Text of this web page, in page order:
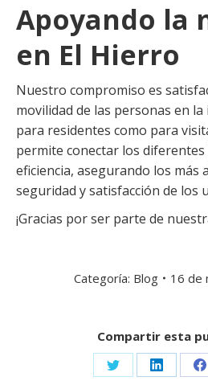
Apoyando la
en El Hierro
Nuestro compromiso es
movilidad de las personas en
para residentes como para
permite conectar los diferentes
eficiencia, asegurando los más
seguridad y satisfacción de los
¡Gracias por ser parte de
Categoría: Blog 16 de
Compartir esta
Share Share